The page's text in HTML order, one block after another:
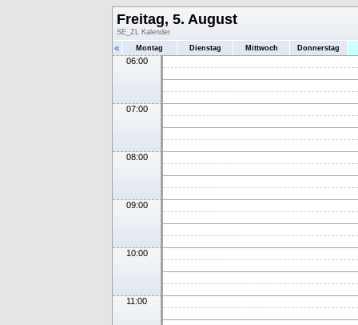
Freitag, 5. August
SE_ZL Kalender
« Montag Dienstag Mittwoch Donnerstag
06:00
07:00
08:00
09:00
10:00
11:00